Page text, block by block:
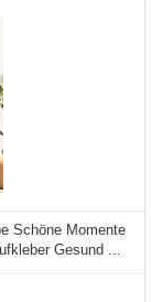
Schöne Momente
Gesund ...